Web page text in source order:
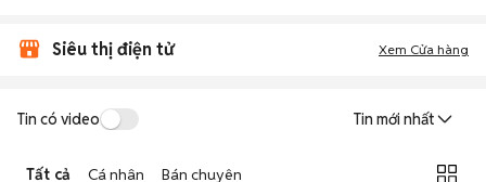
Siêu thị điện tử Xem Cửa hàng
Tin có video Tin mới nhất
Tất cả Cá nhân Bán chuyên